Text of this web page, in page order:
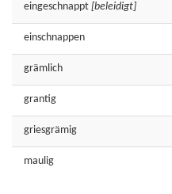
eingeschnappt [beleidigt]
einschnappen
grämlich
grantig
griesgrämig
maulig